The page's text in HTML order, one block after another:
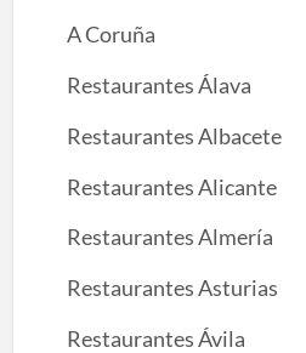
A Coruña
Restaurantes Álava
Restaurantes Albacete
Restaurantes Alicante
Restaurantes Almería
Restaurantes Asturias
Restaurantes Ávila